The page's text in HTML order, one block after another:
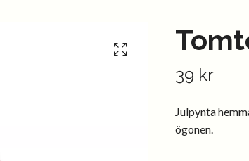
39 kr
Julpynta
ögonen.